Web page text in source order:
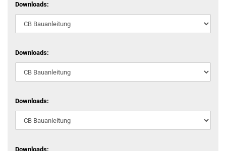
Downloads:
Downloads:
Downloads:
Downloads: